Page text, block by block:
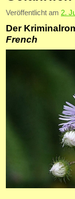
Veröffentlicht am 2.
Der
French